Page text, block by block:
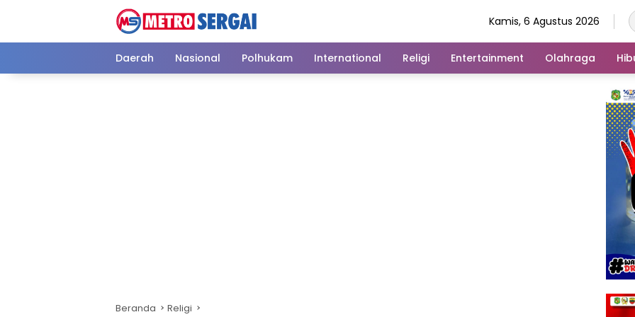
Kamis, 6 Agustus 2026
Daerah Nasional Polhukam International Religi Entertainment Olahraga
Beranda Religi